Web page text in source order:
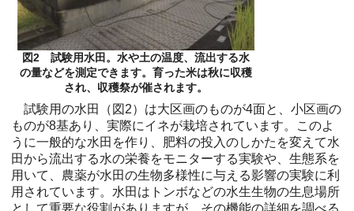
図2 試験用水田。水や土の温度、流出する水
の量などを測定できます。育った米は秋に収穫
され、収穫祭が催されます。
試験用の水田（図2）は大区画のものが4面と、小区画の
ものが8基あり、実際にイネが栽培されています。このよ
うに一般的な水田を作り、肥料の投入のしかたを変えて水
田から流出する水の栄養をモニターする実験や、生態系を
用いて、農薬が水田の生物多様性に与える影響の実験に利
用されています。水田はトンボなどの水生生物の生息場所
として重要な役割がありますが、その機能の詳細を調べる